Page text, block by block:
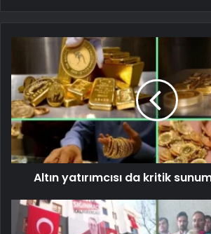
Altın yatırımcısı da kritik